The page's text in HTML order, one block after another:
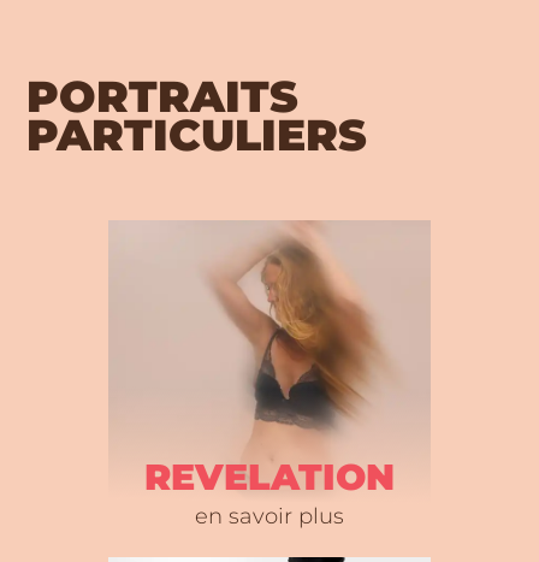
PORTRAITS
PARTICULIERS
REVELATION
en savoir plus